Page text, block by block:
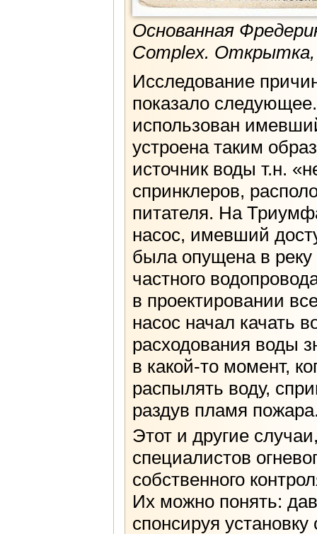
Основанная
Complex. Открытка,
Исследование
показало
использован
устроена таким
источник воды т.н.
спринклеров,
питателя. На
насос, имевший
была опущена в реку
частного
в проектировании
насос начал качать
расходования воды
в какой-то момент,
распылять воду,
раздув пламя
Этот и другие
специалистов
собственного
Их можно понять:
спонсируя